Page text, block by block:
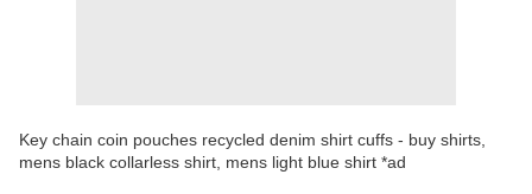
Key chain coin pouches recycled denim shirt cuffs - buy shirts,
mens black collarless shirt, mens light blue shirt *ad